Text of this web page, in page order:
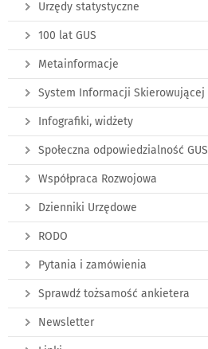
Urzędy statystyczne
100 lat GUS
Metainformacje
System Informacji Skierowującej
Infografiki, widżety
Społeczna odpowiedzialność GUS
Współpraca Rozwojowa
Dzienniki Urzędowe
RODO
Pytania i zamówienia
Sprawdź tożsamość ankietera
Newsletter